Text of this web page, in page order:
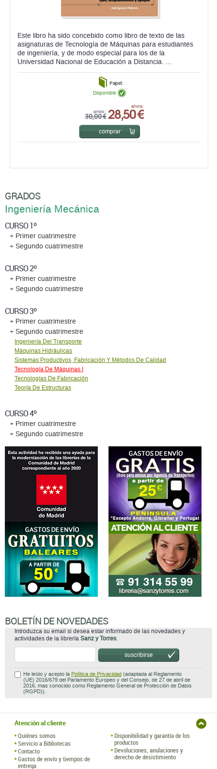
Este libro ha sido concebido como libro de texto de las
asignaturas de Tecnología de Máquinas para estudiantes
de ingeniería, y de modo especial para los de la
Universidad Nacional de Educación a Distancia. ...
Papel:
antes:
30,00 €
ahora:
28,50 €
Disponible
comprar
GRADOS
Ingeniería Mecánica
CURSO 1º
+ Primer cuatrimestre
+ Segundo cuatrimestre
CURSO 2º
+ Primer cuatrimestre
+ Segundo cuatrimestre
CURSO 3º
+ Primer cuatrimestre
+ Segundo cuatrimestre
Ingeniería Del Transporte
Máquinas Hidráulicas
Sistemas Productivos, Fabricación Y Métodos De Calidad
Tecnología De Máquinas I
Tecnologías De Fabricación
Teoría De Estructuras
CURSO 4º
+ Primer cuatrimestre
+ Segundo cuatrimestre
BOLETÍN DE NOVEDADES
Introduzca su email si desea estar informado de las novedades y
actividades de la librería Sanz y Torres.
suscribirse
He leído y acepto la Política de Privacidad (adaptada al Reglamento
(UE) 2016/679 del Parlamento Europeo y del Consejo, de 27 de abril de
2016, mas conocido como Reglamento General de Protección de Datos
(RGPD)).
Atención al cliente
Quiénes somos
Servicio a Bibliotecas
Contacto
Gastos de envío y tiempos de
entrega
Disponibilidad y garantía de los
productos
Devoluciones, anulaciones y
derecho de desistimiento